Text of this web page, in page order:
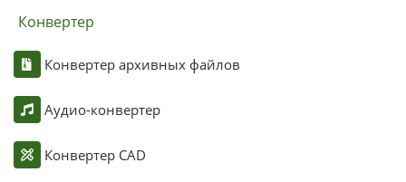
Конвертер
Конвертер архивных файлов
Аудио-конвертер
Конвертер CAD